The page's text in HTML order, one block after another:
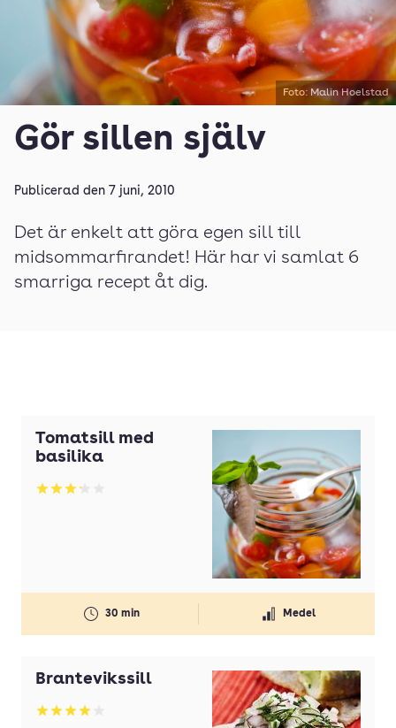
Foto: Malin Hoelstad
Gör sillen själv
Publicerad den 7 juni, 2010
Det är enkelt att göra egen sill till
midsommarfirandet! Här har vi samlat 6
smarriga recept åt dig.
Tomatsill med
basilika
Betyg: 3.17 av 5
30 min Medel
Brantevikssill
Betyg: 4 av 5